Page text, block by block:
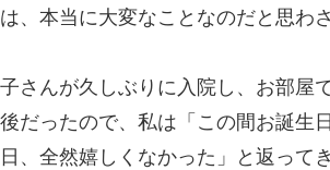
、本当に大変なことなのだと思わ
さんが久しぶりに入院し、お部屋
だったので、私は「この間お誕生
全然嬉しくなかった」と返って